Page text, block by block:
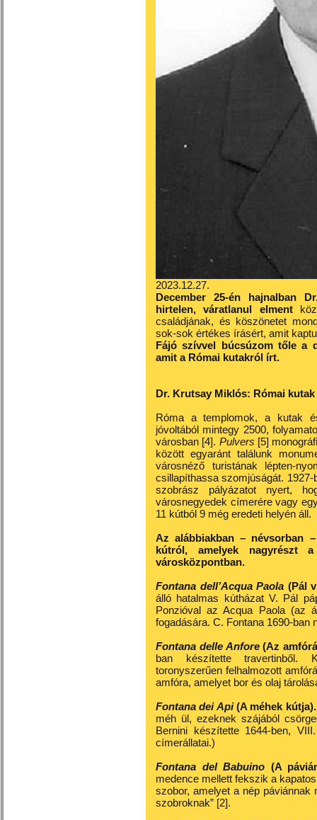
2023.12.27.
December 25-én hajnalban
hirtelen, váratlanul elment
családjának, és köszönetet
sok-sok értékes írásért, amit
Fájó szívvel búcsúzom tőle a
amit a Római kutakról írt.
Dr. Krutsay Miklós: Római kutak
Róma a templomok, a kutak
jóvoltából mintegy 2500,
városban [4]. Pulvers [5]
között egyaránt találunk
városnéző turistának lépten-
csillapíthassa szomjúságát.
szobrász pályázatot nyert,
városnegyedek címerére vagy
11 kútból 9 még eredeti helyén áll.
Az alábbiakban – névsorban
kútról, amelyek nagyrészt
városközpontban.
Fontana dell’Acqua Paola (Pál
álló hatalmas kútházat V. Pál
Ponzióval az Acqua Paola (az
fogadására. C. Fontana 1690-
Fontana delle Anfore(Az
ban készítette travertinből.
toronyszerűen felhalmozott
amfóra, amelyet bor és olaj
Fontana dei Api(A méhek kútja).
méh ül, ezeknek szájából
Bernini készítette 1644-ben,
címerállatai.)
Fontana del Babuino (A
medence mellett fekszik a
szobor, amelyet a nép páviánnak
szobroknak” [2].